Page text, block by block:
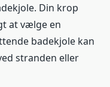
Din krop
at vælge en
badekjole kan
stranden eller